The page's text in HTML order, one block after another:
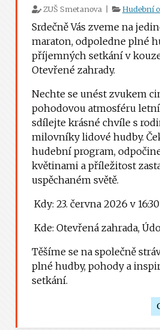
ZUŠ Smetanova | Hudební
Srdečně Vás zveme na
maraton, odpoledne plné
příjemných setkání v
Otevřené zahrady.
Nechte se unést zvukem
pohodovou atmosféru
sdílejte krásné chvíle s
milovníky lidové hudby.
hudební program,
květinami a příležitost
uspěchaném světě.
Kdy: 23. června 2026 v 16:30
Kde: Otevřená zahrada,
Těšíme se na společně
plné hudby, pohody a
setkání.